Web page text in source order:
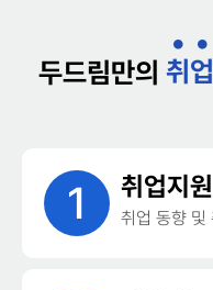
두드림만의 취 업
1 취업지원
취업 동향 및